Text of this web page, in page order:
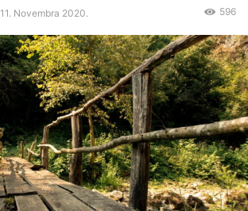
11. Novembra 2020. 596